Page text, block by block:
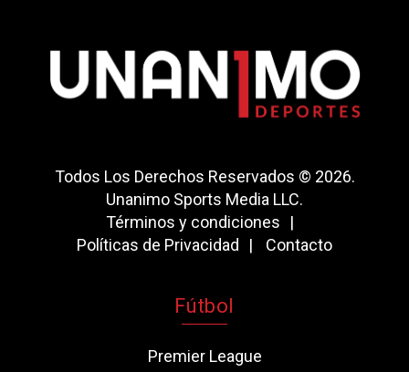
Todos Los Derechos Reservados © 2026.
Unanimo Sports Media LLC.
Términos y condiciones
Políticas de Privacidad
Contacto
Fútbol
Premier League